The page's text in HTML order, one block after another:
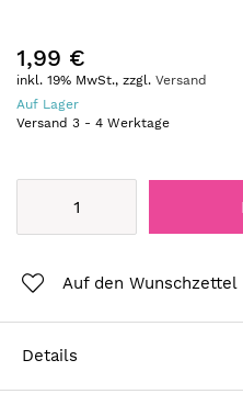
1,99 €
inkl. 19% MwSt., zzgl. Versand
Auf Lager
Versand 3 - 4 Werktage
Auf den Wunschzettel
Details